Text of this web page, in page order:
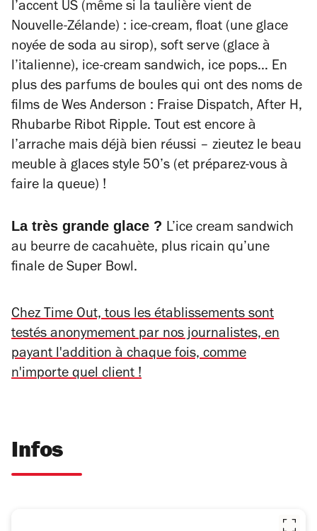
l’accent US (même si la taulière vient de
Nouvelle-Zélande) : ice-cream, float (une glace
noyée de soda au sirop), soft serve (glace à
l’italienne), ice-cream sandwich, ice pops… En
plus des parfums de boules qui ont des noms de
films de Wes Anderson : Fraise Dispatch, After H,
Rhubarbe Ribot Ripple. Tout est encore à
l’arrache mais déjà bien réussi – zieutez le beau
meuble à glaces style 50’s (et préparez-vous à
faire la queue) !
La très grande glace ? L’ice cream sandwich
au beurre de cacahuète, plus ricain qu’une
finale de Super Bowl.
Chez Time Out, tous les établissements sont
testés anonymement par nos journalistes, en
payant l'addition à chaque fois, comme
n'importe quel client !
Infos